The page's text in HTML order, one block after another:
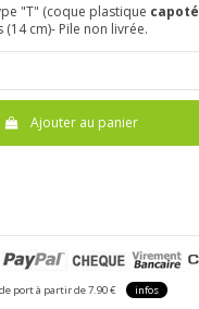
"T" (coque plastique capoté
(14 cm)- Pile non livrée.
Ajouter au panier
port à partir de 7.90 € infos